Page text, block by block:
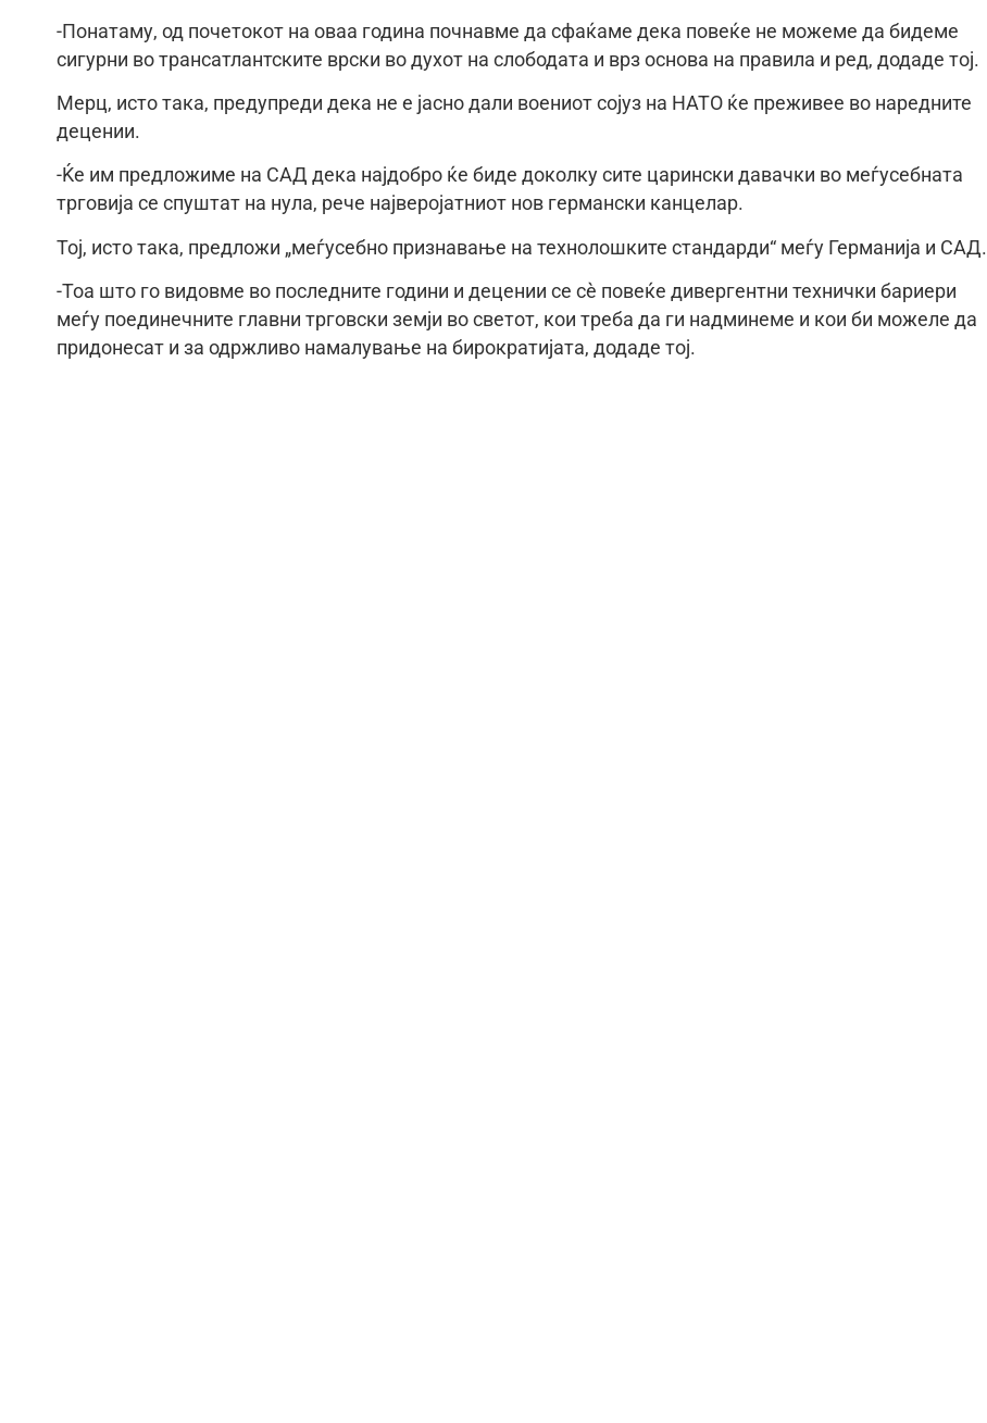
-Понатаму, од почетокот на оваа година почнавме да сфаќаме дека повеќе не можеме да бидеме
сигурни во трансатлантските врски во духот на слободата и врз основа на правила и ред, додаде тој.
Мерц, исто така, предупреди дека не е јасно дали воениот сојуз на НАТО ќе преживее во наредните
децении.
-Ќе им предложиме на САД дека најдобро ќе биде доколку сите царински давачки во меѓусебната
трговија се спуштат на нула, рече најверојатниот нов германски канцелар.
Тој, исто така, предложи „меѓусебно признавање на технолошките стандарди“ меѓу Германија и САД.
-Тоа што го видовме во последните години и децении се сè повеќе дивергентни технички бариери
меѓу поединечните главни трговски земји во светот, кои треба да ги надминеме и кои би можеле да
придонесат и за одржливо намалување на бирократијата, додаде тој.